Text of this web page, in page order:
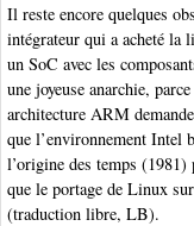
Il reste encore quelques
intégrateur qui a acheté la
un SoC avec les
une joyeuse anarchie,
architecture ARM
que l’environnement Intel
l’origine des temps
que le portage de Linux
(traduction libre, LB).